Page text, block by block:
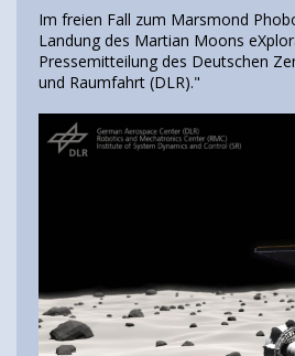
Im freien Fall zum Marsmond
Landung des Martian Moons
Pressemitteilung des Deutschen
und Raumfahrt (DLR)."